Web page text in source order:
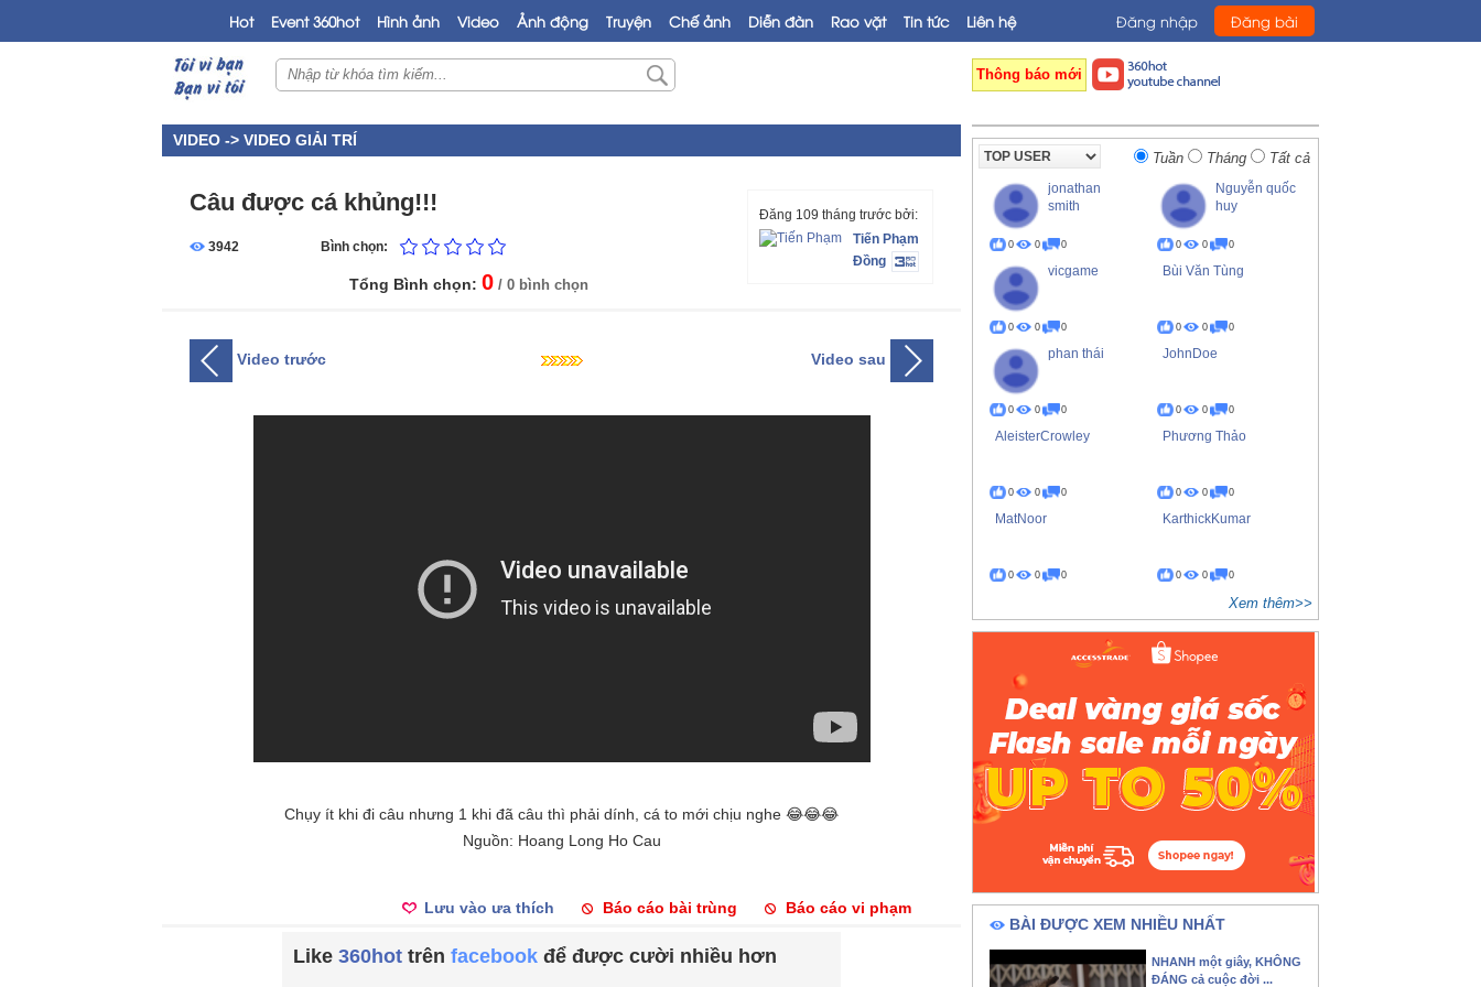
Hot Event 360hot Hình ảnh Video Ảnh động Truyện Chế ảnh Diễn đàn Rao vặt Tin tức Liên hệ Đăng nhập Đăng bài
Thông báo mới
VIDEO -> VIDEO GIẢI TRÍ
Câu được cá khủng!!!
3942 Bình chọn:
Tổng Bình chọn: 0 / 0 bình chọn
Đăng 109 tháng trước bởi:
Tiến Phạm
Đồng
Video trước Video sau
Chụy ít khi đi câu nhưng 1 khi đã câu thì phải dính, cá to mới chịu nghe 😂😂😂
Nguồn: Hoang Long Ho Cau
Lưu vào ưa thích Báo cáo bài trùng Báo cáo vi phạm
Like 360hottrên facebookđể được cười nhiều hơn
Tuần Tháng Tất cả
jonathan
smith
0 0 0
Nguyễn quốc
huy
0 0 0
vicgame
0 0 0
Bùi Văn Tùng
0 0 0
phan thái
0 0 0
JohnDoe
0 0 0
AleisterCrowley
0 0 0
Phương Thảo
0 0 0
MatNoor
0 0 0
KarthickKumar
0 0 0
Xem thêm>>
BÀI ĐƯỢC XEM NHIỀU NHẤT
NHANH một giây, KHÔNG
ĐÁNG cả cuộc đời ...